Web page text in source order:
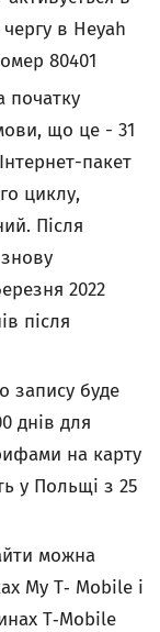
в Heyah
80401
початку
що це - 31
пакет
циклу,
Після
2022
після
запису буде
днів для
на карту
у Польщі з 25
можна
My T‑ Mobile і
T‑Mobile